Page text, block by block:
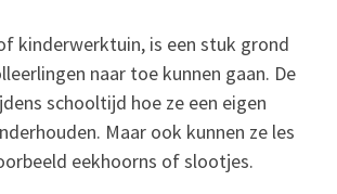
kinderwerktuin, is een stuk grond
naar toe kunnen gaan. De
schooltijd hoe ze een eigen
Maar ook kunnen ze les
eekhoorns of slootjes.